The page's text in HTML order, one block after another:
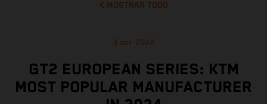
MOSTRAR TODO
3 abr 2024
GT2 EUROPEAN SERIES: KTM
MOST POPULAR MANUFACTURER